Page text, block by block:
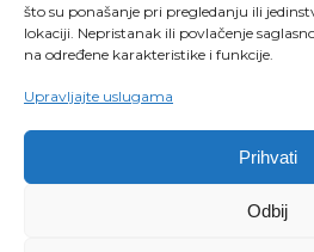
što su ponašanje pri pregledanju ili
lokaciji. Nepristanak ili povlačenje
na određene karakteristike i funkcije.
Upravljajte uslugama
Prihvati
Odbij
Copyright © 2026 Kbeauty - Sva prava
Izrada